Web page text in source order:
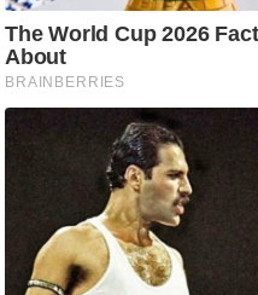
भू
मि
स्तं
आ
र